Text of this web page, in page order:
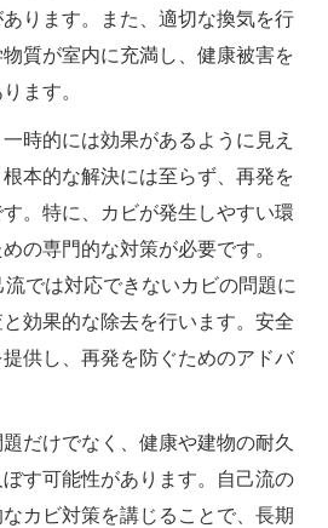
ります。また、適切な換気を行
質が室内に充満し、健康被害を
ます。
時的には効果があるように見え
本的な解決には至らず、再発を
。特に、カビが発生しやすい環
の専門的な対策が必要です。
では対応できないカビの問題に
効果的な除去を行います。安全
供し、再発を防ぐためのアドバ
だけでなく、健康や建物の耐久
す可能性があります。自己流の
カビ対策を講じることで、長期